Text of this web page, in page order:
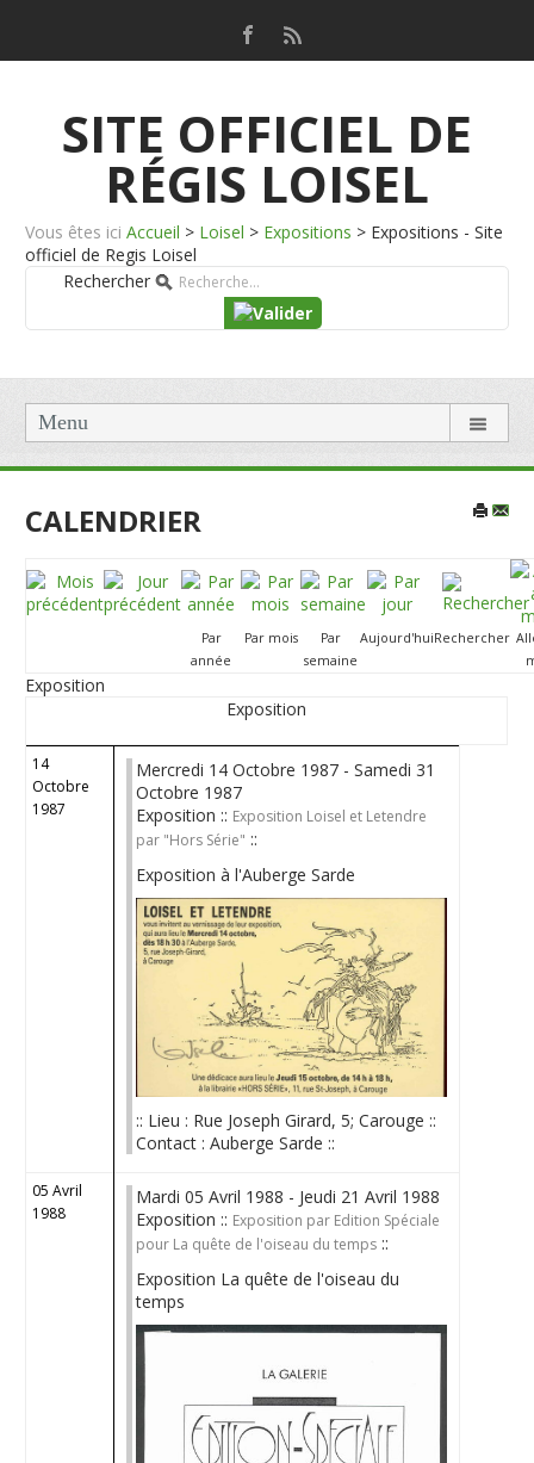
SITE OFFICIEL DE
RÉGIS LOISEL
Vous êtes ici Accueil > Loisel > Expositions > Expositions - Site
officiel de Regis Loisel
Rechercher
Menu
CALENDRIER
Par
année
Par mois
Par
semaine
Aujourd'huiRechercher
Exposition
Exposition
14
Octobre
1987
Mercredi 14 Octobre 1987 - Samedi 31
Octobre 1987
Exposition :: Exposition Loisel et Letendre
par "Hors Série" ::
Exposition à l'Auberge Sarde
:: Lieu : Rue Joseph Girard, 5; Carouge ::
Contact : Auberge Sarde ::
05 Avril
1988
Mardi 05 Avril 1988 - Jeudi 21 Avril 1988
Exposition :: Exposition par Edition Spéciale
pour La quête de l'oiseau du temps ::
Exposition La quête de l'oiseau du
temps